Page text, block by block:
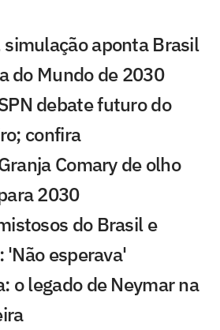
aponta Brasil
do Mundo de 2030
debate futuro do
confira
Comary de olho
2030
do Brasil e
'Não esperava'
o legado de Neymar na